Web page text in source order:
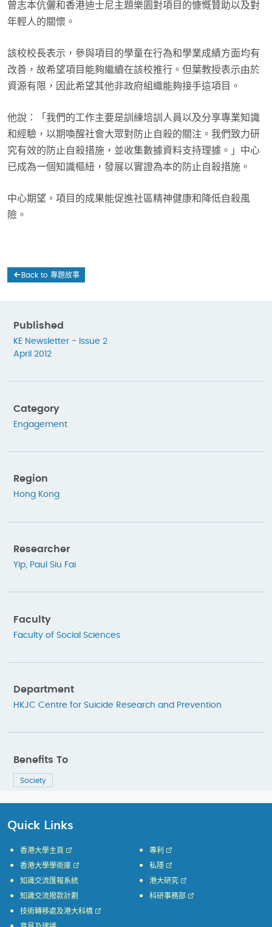
曾志本伉儷和香港迪士尼主題樂園對項目的慷慨贊助以及對
年輕人的關懷。
該校校長表示，參與項目的學童在行為和學業成績方面均有
改善，故希望項目能夠繼續在該校推行。但葉教授表示由於
資源有限，因此希望其他非政府組織能夠接手這項目。
他說：「我們的工作主要是訓練培訓人員以及分享專業知識
和經驗，以期喚醒社會大眾對防止自殺的關注。我們致力研
究有效的防止自殺措施，並收集數據資料支持理據。」中心
已成為一個知識樞紐，發展以實證為本的防止自殺措施。
中心期望，項目的成果能促進社區精神健康和降低自殺風
險。
Back to 專題故事
Published
KE Newsletter - Issue 2
April 2012
Category
Engagement
Region
Hong Kong
Researcher
Yip, Paul Siu Fai
Faculty
Faculty of Social Sciences
Department
HKJC Centre for Suicide Research and Prevention
Benefits To
Society
Quick Links
香港大學主頁
香港大學學術庫
知識交流匯報系統
知識交流撥款計劃
專利
私隱
港大研究
科研事務部
技術轉移處及港大科橋